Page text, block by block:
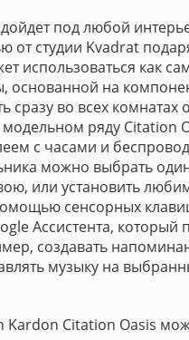
под любой
от студии Kvadrat
использоваться как
основанной на
сразу во всех
ряду Citation
с часами и
можно выбрать
или установить
сенсорных
Ассистента, который
создавать
музыку на
Citation Oasis